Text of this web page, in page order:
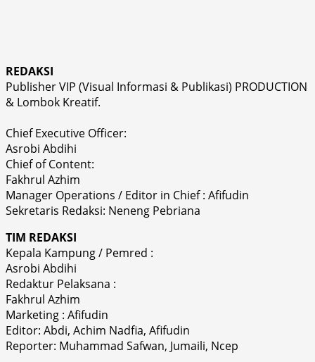
REDAKSI
Publisher VIP (Visual Informasi & Publikasi) PRODUCTION
& Lombok Kreatif.
Chief Executive Officer:
Asrobi Abdihi
Chief of Content:
Fakhrul Azhim
Manager Operations / Editor in Chief : Afifudin
Sekretaris Redaksi: Neneng Pebriana
TIM REDAKSI
Kepala Kampung / Pemred :
Asrobi Abdihi
Redaktur Pelaksana :
Fakhrul Azhim
Marketing : Afifudin
Editor: Abdi, Achim Nadfia, Afifudin
Reporter: Muhammad Safwan, Jumaili, Ncep